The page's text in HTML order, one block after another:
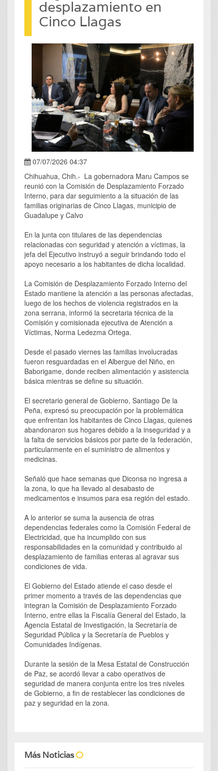
desplazamiento en
Cinco Llagas
07/07/2026 04:37
Chihuahua, Chih.- La gobernadora Maru Campos se
reunió con la Comisión de Desplazamiento Forzado
Interno, para dar seguimiento a la situación de las
familias originarias de Cinco Llagas, municipio de
Guadalupe y Calvo
En la junta con titulares de las dependencias
relacionadas con seguridad y atención a víctimas, la
jefa del Ejecutivo instruyó a seguir brindando todo el
apoyo necesario a los habitantes de dicha localidad.
La Comisión de Desplazamiento Forzado Interno del
Estado mantiene la atención a las personas afectadas,
luego de los hechos de violencia registrados en la
zona serrana, informó la secretaria técnica de la
Comisión y comisionada ejecutiva de Atención a
Víctimas, Norma Ledezma Ortega.
Desde el pasado viernes las familias involucradas
fueron resguardadas en el Albergue del Niño, en
Baborigame, donde reciben alimentación y asistencia
básica mientras se define su situación.
El secretario general de Gobierno, Santiago De la
Peña, expresó su preocupación por la problemática
que enfrentan los habitantes de Cinco Llagas, quienes
abandonaron sus hogares debido a la inseguridad y a
la falta de servicios básicos por parte de la federación,
particularmente en el suministro de alimentos y
medicinas.
Señaló que hace semanas que Diconsa no ingresa a
la zona, lo que ha llevado al desabasto de
medicamentos e insumos para esa región del estado.
A lo anterior se suma la ausencia de otras
dependencias federales como la Comisión Federal de
Electricidad, que ha incumplido con sus
responsabilidades en la comunidad y contribuido al
desplazamiento de familias enteras al agravar sus
condiciones de vida.
El Gobierno del Estado atiende el caso desde el
primer momento a través de las dependencias que
integran la Comisión de Desplazamiento Forzado
Interno, entre ellas la Fiscalía General del Estado, la
Agencia Estatal de Investigación, la Secretaría de
Seguridad Pública y la Secretaría de Pueblos y
Comunidades Indígenas.
Durante la sesión de la Mesa Estatal de Construcción
de Paz, se acordó llevar a cabo operativos de
seguridad de manera conjunta entre los tres niveles
de Gobierno, a fin de restablecer las condiciones de
paz y seguridad en la zona.
Más Noticias